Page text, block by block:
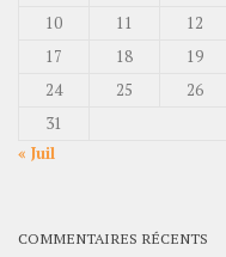
10
11 12
17
18 19
24
25 26
31
« Juil
COMMENTAIRES RÉCENTS